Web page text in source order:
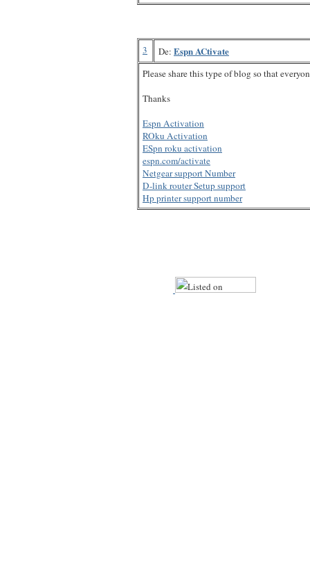
3 De: Espn ACtivate
Please share this type of blog so that
Thanks
Espn Activation
ROku Activation
ESpn roku activation
espn.com/activate
Netgear support Number
D-link router Setup support
Hp printer support number